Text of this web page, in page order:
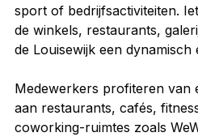
sport of bedrijfsactiviteiten.
de winkels, restaurants,
de Louisewijk een dynamisch
Medewerkers profiteren van
aan restaurants, cafés,
coworking-ruimtes zoals